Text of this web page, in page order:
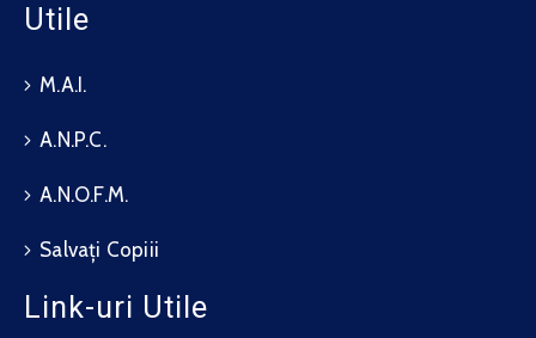
Utile
M.A.I.
A.N.P.C.
A.N.O.F.M.
Salvați Copiii
Link-uri Utile